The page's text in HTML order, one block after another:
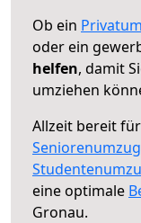
Ob ein
oder ein
helfen, damit
umziehen
Allzeit bereit
Seniorenumzug
eine optimale
Gronau.